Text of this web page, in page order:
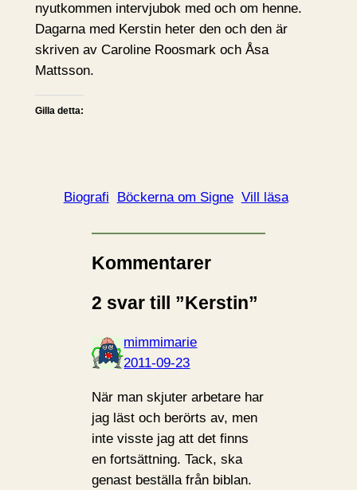
nyutkommen intervjubok med och om henne.
Dagarna med Kerstin heter den och den är
skriven av Caroline Roosmark och Åsa
Mattsson.
Gilla detta:
Biografi Böckerna om Signe Vill läsa
Kommentarer
2 svar till ”Kerstin”
mimmimarie
2011-09-23
När man skjuter arbetare har
jag läst och berörts av, men
inte visste jag att det finns
en fortsättning. Tack, ska
genast beställa från biblan.